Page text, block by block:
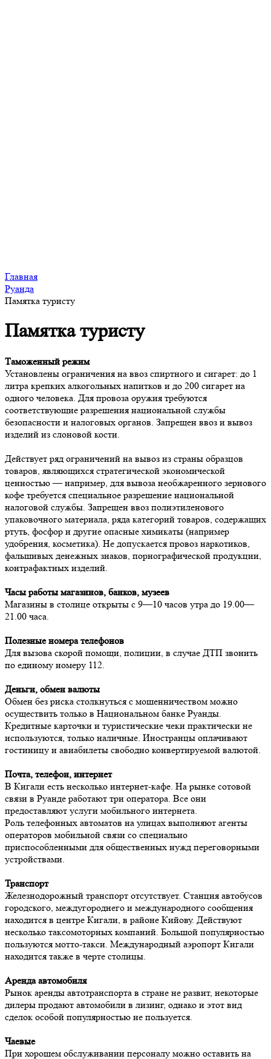
Главная
Руанда
Памятка туристу
Памятка туристу
Таможенный режим
Установлены ограничения на ввоз спиртного и сигарет: до 1
литра крепких алкогольных напитков и до 200 сигарет на
одного человека. Для провоза оружия требуются
соответствующие разрешения национальной службы
безопасности и налоговых органов. Запрещен ввоз и вывоз
изделий из слоновой кости.
Действует ряд ограничений на вывоз из страны образцов
товаров, являющихся стратегической экономической
ценностью — например, для вывоза необжаренного зернового
кофе требуется специальное разрешение национальной
налоговой службы. Запрещен ввоз полиэтиленового
упаковочного материала, ряда категорий товаров, содержащих
ртуть, фосфор и другие опасные химикаты (например
удобрения, косметика). Не допускается провоз наркотиков,
фальшивых денежных знаков, порнографической продукции,
контрафактных изделий.
Часы работы магазинов, банков, музеев
Магазины в столице открыты с 9—10 часов утра до 19.00—
21.00 часа.
Полезные номера телефонов
Для вызова скорой помощи, полиции, в случае ДТП звонить
по единому номеру 112.
Деньги, обмен валюты
Обмен без риска столкнуться с мошенничеством можно
осуществить только в Национальном банке Руанды.
Кредитные карточки и туристические чеки практически не
используются, только наличные. Иностранцы оплачивают
гостиницу и авиабилеты свободно конвертируемой валютой.
Почта, телефон, интернет
В Кигали есть несколько интернет-кафе. На рынке сотовой
связи в Руанде работают три оператора. Все они
предоставляют услуги мобильного интернета.
Роль телефонных автоматов на улицах выполняют агенты
операторов мобильной связи со специально
приспособленными для общественных нужд переговорными
устройствами.
Транспорт
Железнодорожный транспорт отсутствует. Станция автобусов
городского, междугороднего и международного сообщения
находится в центре Кигали, в районе Кийову. Действуют
несколько таксомоторных компаний. Большой популярностью
пользуются мотто-такси. Международный аэропорт Кигали
находится также в черте столицы.
Аренда автомобиля
Рынок аренды автотранспорта в стране не развит, некоторые
дилеры продают автомобили в лизинг, однако и этот вид
сделок особой популярностью не пользуется.
Чаевые
При хорошем обслуживании персоналу можно оставить на